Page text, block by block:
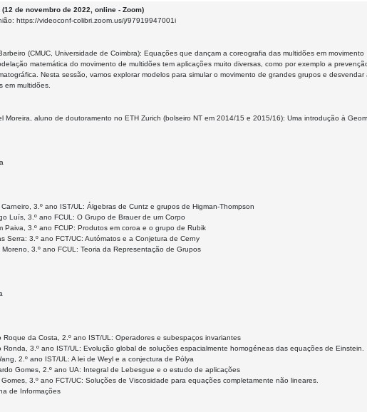
(12 de novembro de 2022, online - Zoom)
https://videoconf-colibri.zoom.us/j/97919947001i
(CMUC, Universidade de Coimbra): Equações que dançam a coreografia das multidões em movimento
matemática do movimento de multidões tem aplicações muito diversas, como por exemplo a
Nesta sessão, vamos explorar modelos para simular o movimento de grandes grupos e
em multidões.
Moreira, aluno de doutoramento no ETH Zurich (bolseiro NT em 2014/15 e 2015/16): Uma introdução à
3.º ano IST/UL: Álgebras de Cuntz e grupos de Higman-Thompson
Luís, 3.º ano FCUL: O Grupo de Brauer de um Corpo
Paiva, 3.º ano FCUP: Produtos em coroa e o grupo de Rubik
Serra: 3.º ano FCT/UC: Autómatos e a Conjetura de Cerny
Moreno, 3.º ano FCUL: Teoria da Representação de Grupos
Roque da Costa, 2.º ano IST/UL: Operadores e subespaços invariantes
Ronda, 3.º ano IST/UL: Evolução global de soluções espacialmente homogéneas das equações de Einstein.
2.º ano IST/UL: A lei de Weyl e a conjectura de Pólya
Gomes, 2.º ano UA: Integral de Lebesgue e o estudo de aplicações
3.º ano FCT/UC: Soluções de Viscosidade para equações completamente não lineares.
de Informações